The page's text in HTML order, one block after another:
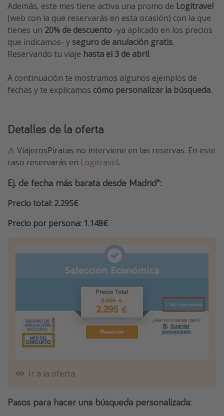
Además, este mes tiene activa una promo de Logitravel
(web con la que reservarás en esta ocasión) con la que
tienes un 20% de descuento -ya aplicado en los precios
que indicamos- y seguro de anulación gratis.
Reservando tu viaje hasta el 3 de abril.
A continuación te mostramos algunos ejemplos de
fechas y te explicamos cómo personalizar la búsqueda.
Detalles de la oferta
⚠️ ViajerosPiratas no interviene en las reservas. En este
caso reservarás en Logitravel.
Ej. de fecha más barata desde Madrid*:
Precio total: 2.295€
Precio por persona: 1.148€
Ir a la oferta
Pasos para hacer una búsqueda personalizada: